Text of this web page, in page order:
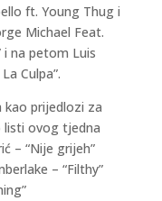
ft. Young Thug i
Michael Feat.
i na petom Luis
Culpa”.
prijedlozi za
listi ovog tjedna
– “Nije grijeh”
– “Filthy”